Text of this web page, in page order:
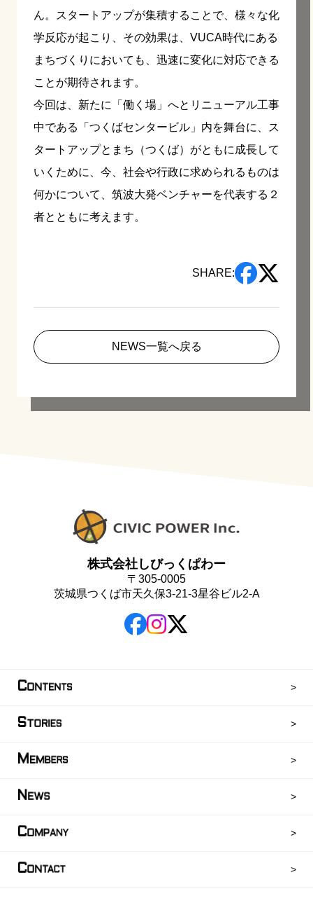
ん。スタートアップが集積することで、様々な化
学反応が起こり、その効果は、VUCA時代にある
まちづくりにおいても、迅速に変化に対応できる
ことが期待されます。
今回は、新たに「働く場」へとリニューアル工事
中である「つくばセンタービル」内を舞台に、ス
タートアップとまち（つくば）がともに成長して
いくために、今、社会や行政に求められるものは
何かについて、筑波大発ベンチャーを代表する２
者とともに考えます。
SHARE:
NEWS一覧へ戻る
株式会社しびっくぱわー
〒305-0005
茨城県つくば市天久保3-21-3星谷ビル2-A
CONTENTS
STORIES
M EMBERS
N EWS
COMPANY
CONTACT